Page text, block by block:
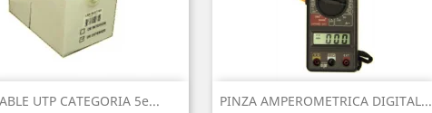
UTP CATEGORIA 5e...
Vista rápida PINZA AMPEROMETRICA DIGITAL...
Vista rápida